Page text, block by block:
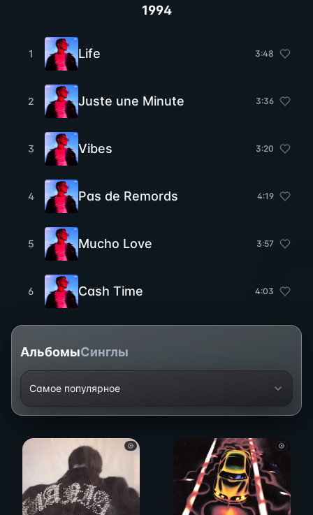
1994
1 Life 3:48
2 Juste une Minute 3:36
3 Vibes 3:20
4 Pas de Remords 4:19
5 Mucho Love 3:57
6 Cash Time 4:03
АльбомыСинглы
Самое популярное